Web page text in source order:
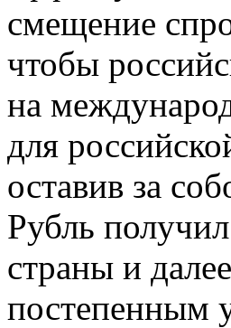
смещение
чтобы
на
для
оставив за
Рубль
страны и
постепенным